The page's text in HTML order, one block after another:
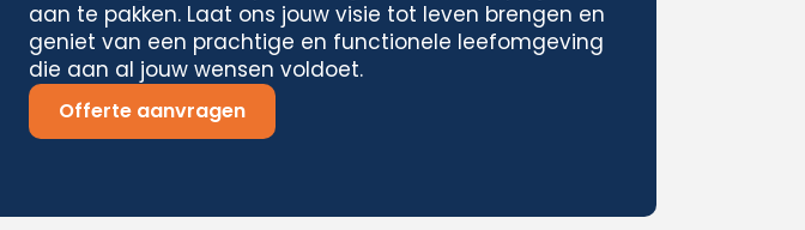
aan te pakken. Laat ons jouw visie tot leven brengen en
geniet van een prachtige en functionele leefomgeving
die aan al jouw wensen voldoet.
Offerte aanvragen